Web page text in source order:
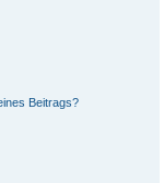
Beitrags?